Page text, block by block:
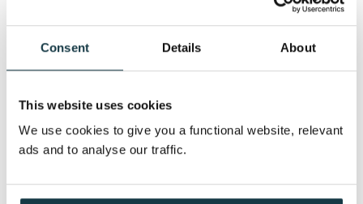
Consent Details About
This website uses cookies
We use cookies to give you a functional website, relevant
ads and to analyse our traffic.
Nedlastbar lydbok
Pris 399,–